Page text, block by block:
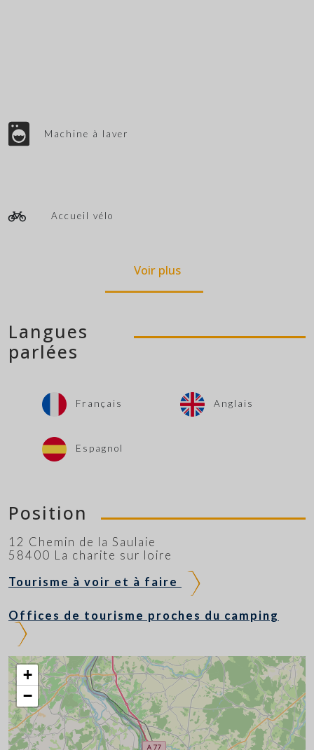
Machine à laver
Accueil vélo
Voir plus
Langues
parlées
Français Anglais
Espagnol
Position
12 Chemin de la Saulaie
58400 La charite sur loire
Tourisme à voir et à faire
Offices de tourisme proches du camping
+
−